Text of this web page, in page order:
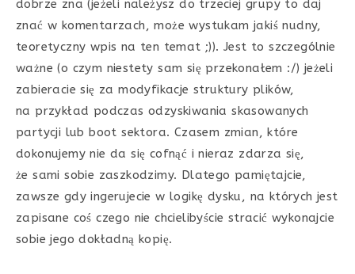
dobrze zna (jeżeli należysz do trzeciej grupy to daj
znać w komentarzach, może wystukam jakiś nudny,
teoretyczny wpis na ten temat ;)). Jest to szczególnie
ważne (o czym niestety sam się przekonałem :/) jeżeli
zabieracie się za modyfikacje struktury plików,
na przykład podczas odzyskiwania skasowanych
partycji lub boot sektora. Czasem zmian, które
dokonujemy nie da się cofnąć i nieraz zdarza się,
że sami sobie zaszkodzimy. Dlatego pamiętajcie,
zawsze gdy ingerujecie w logikę dysku, na których jest
zapisane coś czego nie chcielibyście stracić wykonajcie
sobie jego dokładną kopię.